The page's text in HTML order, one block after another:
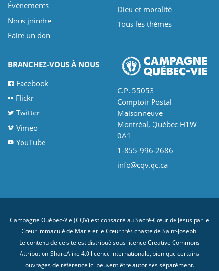
Événements
Nous joindre
Faire un don
Dieu et moralité
Tous les thèmes
BRANCHEZ-VOUS À NOUS
Facebook
Flickr
Twitter
Vimeo
YouTube
C.P. 55053
Comptoir Postal
Maisonneuve
Montréal, Québec H1W
0A1
1-855-996-2686
info@cqv.qc.ca
Campagne Québec-Vie (CQV) est consacré au Sacré-Cœur de Jésus par le
Cœur immaculé de Marie et le Cœur très chaste de Saint-Joseph.
Le contenu de ce site est distribué sous licence Creative Commons
Attribution-ShareAlike 4.0 licence internationale , bien que certains
ouvrages de référence ici peuvent être autorisés séparément.